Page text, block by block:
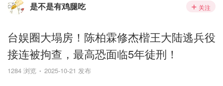
是不是有鸡腿吃 关注
台娱圈大塌房！陈柏霖修杰楷王大陆逃兵役
接连被拘查，最高恐面临5年徒刑！
1284 浏览 2025-10-21 发布